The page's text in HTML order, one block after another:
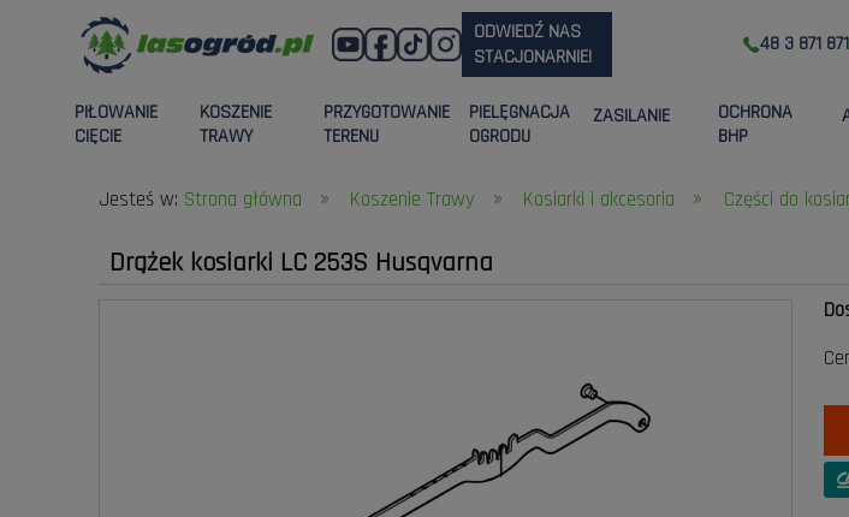
48 3 871 871
ODWIEDŹ NAS
STACJONARNIE!
PIŁOWANIE
CIĘCIE
KOSZENIE
TRAWY
PRZYGOTOWANIE
TERENU
PIELĘGNACJA
OGRODU
ZASILANIE
OCHRONA
BHP
Jesteś w: Strona główna » Koszenie Trawy » Kosiarki i akcesoria » Części do
Drążek kosiarki LC 253S Husqvarna